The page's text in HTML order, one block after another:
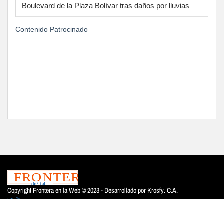
Boulevard de la Plaza Bolívar tras daños por lluvias
Contenido Patrocinado
Copyright Frontera en la Web © 2023 - Desarrollado por Krosfy. C.A.